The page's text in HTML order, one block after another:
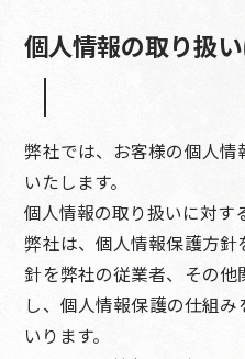
個人情報の取り扱
弊社では、お客様の個人情
いたします。
個人情報の取り扱いに対す
弊社は、個人情報保護方
針を弊社の従業者、その
し、個人情報保護の仕組
いります。